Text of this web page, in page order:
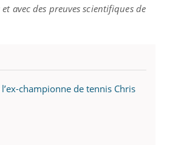
et avec des preuves scientifiques de
championne de tennis Chris